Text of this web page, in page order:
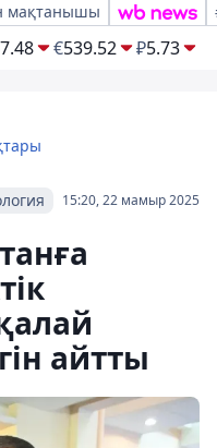
мақтанышы
€539.52 ₽5.73
15:20, 22 мамыр 2025
айтты